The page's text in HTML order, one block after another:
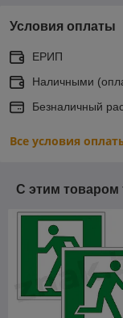
Условия оплаты
ЕРИП
Наличными
Безналичный
Все условия
С этим товаром